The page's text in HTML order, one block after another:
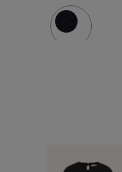
kasjmier